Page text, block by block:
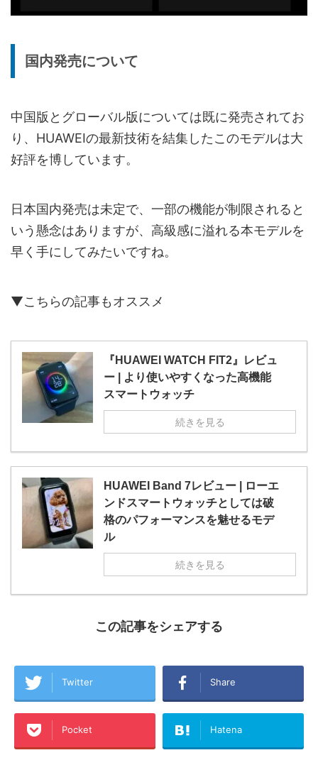
国内発売について
中国版とグローバル版については既に発売されてお
り、HUAWEIの最新技術を結集したこのモデルは大
好評を博しています。
日本国内発売は未定で、一部の機能が制限されると
いう懸念はありますが、高級感に溢れる本モデルを
早く手にしてみたいですね。
▼こちらの記事もオススメ
『HUAWEI WATCH FIT2』レビュ
ー | より使いやすくなった高機能
スマートウォッチ
続きを見る
HUAWEI Band 7レビュー | ローエ
ンドスマートウォッチとしては破
格のパフォーマンスを魅せるモデ
ル
続きを見る
この記事をシェアする
Twitter Share
Pocket Hatena